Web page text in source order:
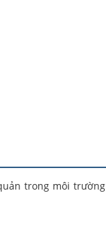
trong môi trường